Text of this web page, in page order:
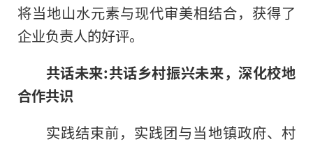
将当地山水元素与现代审美相结合，获得了
企业负责人的好评。
共话未来:共话乡村振兴未来，深化校地
合作共识
实践结束前，实践团与当地镇政府、村